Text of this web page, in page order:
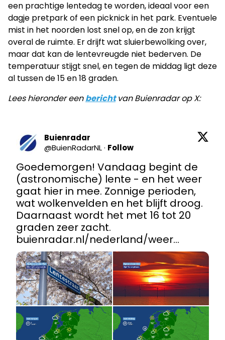
een prachtige lentedag te worden, ideaal voor een
dagje pretpark of een picknick in het park. Eventuele
mist in het noorden lost snel op, en de zon krijgt
overal de ruimte. Er drijft wat sluierbewolking over,
maar dat kan de lentevreugde niet bederven. De
temperatuur stijgt snel, en tegen de middag ligt deze
al tussen de 15 en 18 graden.
Lees hieronder eenberichtvan Buienradar op X:
Buienradar
@BuienRadarNL· Follow
Goedemorgen! Vandaag begint de
(astronomische) lente - en het weer
gaat hier in mee. Zonnige perioden,
wat wolkenvelden en het blijft droog.
Daarnaast wordt het met 16 tot 20
buienradar.nl/nederland/weer…